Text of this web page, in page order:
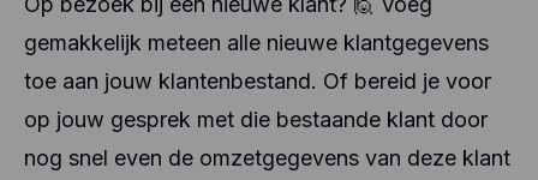
gemakkelijk meteen alle nieuwe klantgegevens
toe aan jouw klantenbestand. Of bereid je voor
op jouw gesprek met die bestaande klant door
nog snel even de omzetgegevens van deze klant